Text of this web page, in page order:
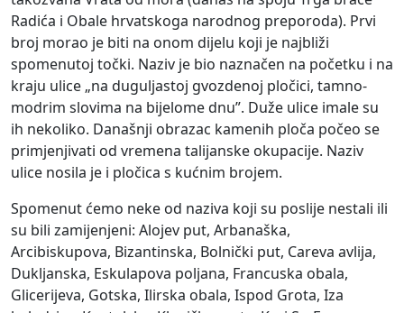
Radića i Obale hrvatskoga narodnog preporoda). Prvi
broj morao je biti na onom dijelu koji je najbliži
spomenutoj točki. Naziv je bio naznačen na početku i na
kraju ulice „na duguljastoj gvozdenoj pločici, tamno-
modrim slovima na bijelome dnu”. Duže ulice imale su
ih nekoliko. Današnji obrazac kamenih ploča počeo se
primjenjivati od vremena talijanske okupacije. Naziv
ulice nosila je i pločica s kućnim brojem.
Spomenut ćemo neke od naziva koji su poslije nestali ili
su bili zamijenjeni: Alojev put, Arbanaška,
Arcibiskupova, Bizantinska, Bolnički put, Careva avlija,
Dukljanska, Eskulapova poljana, Francuska obala,
Glicerijeva, Gotska, Ilirska obala, Ispod Grota, Iza